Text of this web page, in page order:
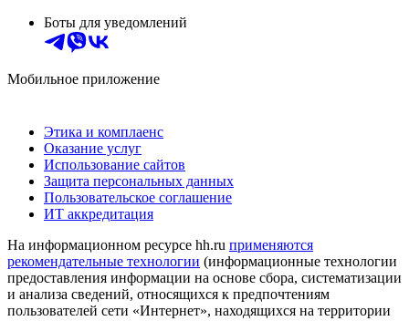
Боты для уведомлений
Мобильное приложение
Этика и комплаенс
Оказание услуг
Использование сайтов
Защита персональных данных
Пользовательское соглашение
ИТ аккредитация
На информационном ресурсе hh.ru применяются
рекомендательные технологии (информационные технологии
предоставления информации на основе сбора, систематизации
и анализа сведений, относящихся к предпочтениям
пользователей сети «Интернет», находящихся на территории